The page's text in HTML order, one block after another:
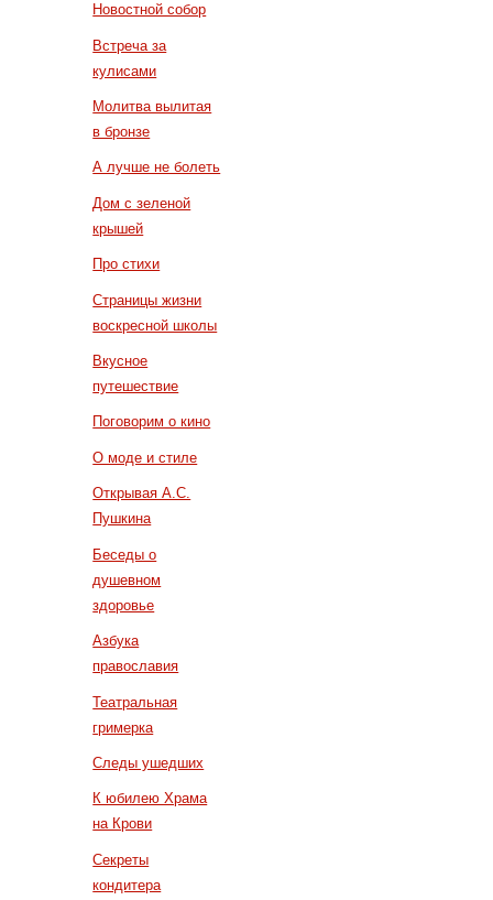
Новостной собор
Встреча за
кулисами
Молитва вылитая
в бронзе
А лучше не болеть
Дом с зеленой
крышей
Про стихи
Страницы жизни
воскресной школы
Вкусное
путешествие
Поговорим о кино
О моде и стиле
Открывая А.С.
Пушкина
Беседы о
душевном
здоровье
Азбука
православия
Театральная
гримерка
Следы ушедших
К юбилею Храма
на Крови
Секреты
кондитера